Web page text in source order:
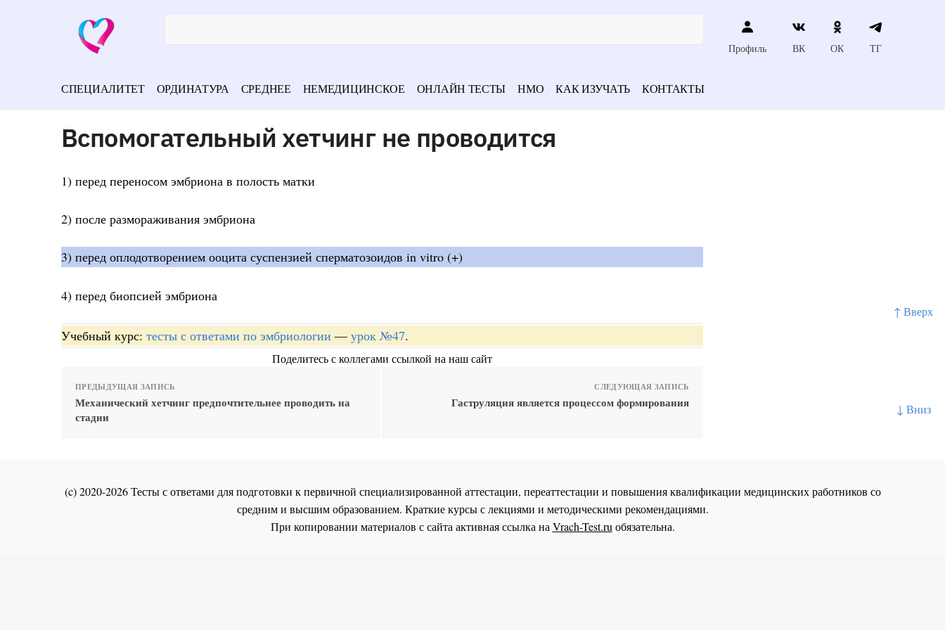
↑ Вверх
↓ Вниз
Профиль ВК ОК ТГ
СПЕЦИАЛИТЕТ ОРДИНАТУРА СРЕДНЕЕ НЕМЕДИЦИНСКОЕ ОНЛАЙН ТЕСТЫ НМО КАК ИЗУЧАТЬ КОНТАКТЫ
Вспомогательный хетчинг не проводится
1) перед переносом эмбриона в полость матки
2) после размораживания эмбриона
3) перед оплодотворением ооцита суспензией сперматозоидов in vitro (+)
4) перед биопсией эмбриона
Учебный курс: тесты с ответами по эмбриологии — урок №47.
Поделитесь с коллегами ссылкой на наш сайт
ПРЕДЫДУЩАЯ ЗАПИСЬ
Механический хетчинг предпочтительнее проводить на
стадии
СЛЕДУЮЩАЯ ЗАПИСЬ
Гаструляция является процессом формирования
(c) 2020-2026 Тесты с ответами для подготовки к первичной специализированной аттестации, переаттестации и повышения квалификации медицинских работников со
средним и высшим образованием. Краткие курсы с лекциями и методическими рекомендациями.
При копировании материалов с сайта активная ссылка наVrach-Test.ruобязательна.